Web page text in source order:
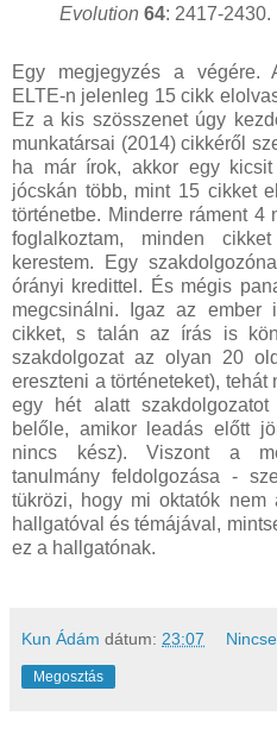
Evolution 64: 2417-2430.
Egy megjegyzés a végére.
ELTE-n jelenleg 15 cikk
Ez a kis szösszenet úgy
munkatársai (2014) cikkéről
ha már írok, akkor egy
jócskán több, mint 15 cikket
történetbe. Minderre ráment 4
foglalkoztam, minden
kerestem. Egy
órányi kredittel. És mégis
megcsinálni. Igaz az ember
cikket, s talán az írás is
szakdolgozat az olyan 20
ereszteni a történeteket),
egy hét alatt
belőle, amikor leadás előtt
nincs kész). Viszont a
tanulmány feldolgozása -
tükrözi, hogy mi oktatók nem
hallgatóval és témájával,
ez a hallgatónak.
Kun Ádám dátum: 23:07
Megosztás